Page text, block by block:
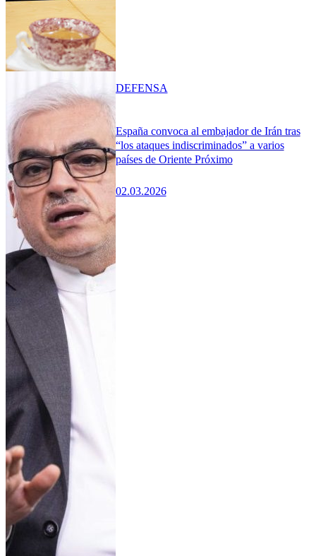
España convoca al embajador de Irán tras
“los ataques indiscriminados” a varios
países de Oriente Próximo
02.03.2026
DEFENSA